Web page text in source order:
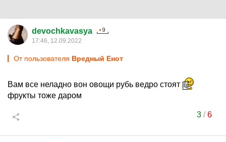
devochkavasya
17:46, 12.09.2022
От пользователя Вредный Енот
Вам все неладно вон овощи рубь ведро стоят
фрукты тоже даром
3/6